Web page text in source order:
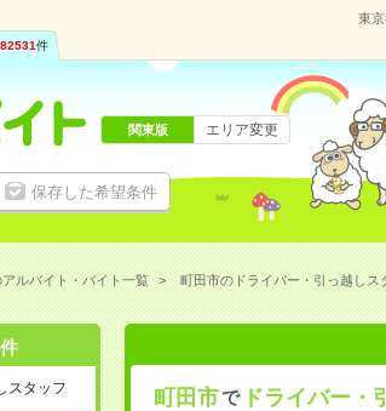
東
82531件
保存した希望条件
関東版 エリア変更
ルバイト・バイト一覧 町田市のドライバー・引っ越し
スタッフ 町田市で ドライバー・